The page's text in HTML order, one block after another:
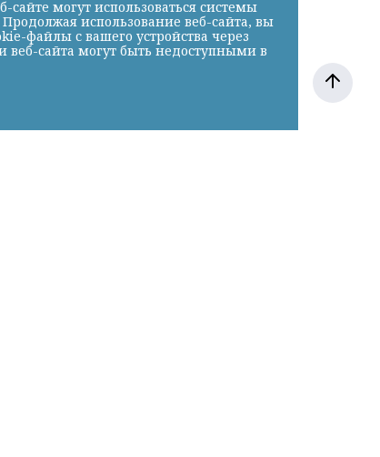
могут использоваться системы
использование веб-сайта, вы
файлы с вашего устройства через
веб-сайта могут быть недоступными в